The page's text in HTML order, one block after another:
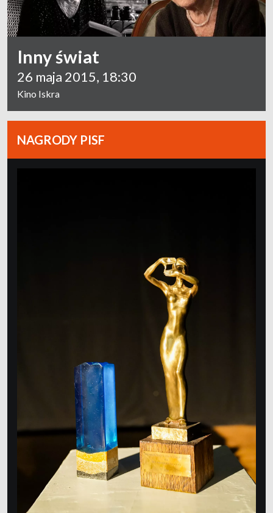
Inny świat
26 maja 2015, 18:30
Kino Iskra
NAGRODY PISF